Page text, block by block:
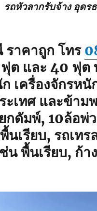
รถหัวลากรับจ้าง อุดร
ราคาถูก โทร
ต และ 40 ฟุต
เครื่องจักรห
เทศ และข้า
กดัมพ์, 10ล้อพ่
นเรียบ, รถเท
น พื้นเรียบ, ก้